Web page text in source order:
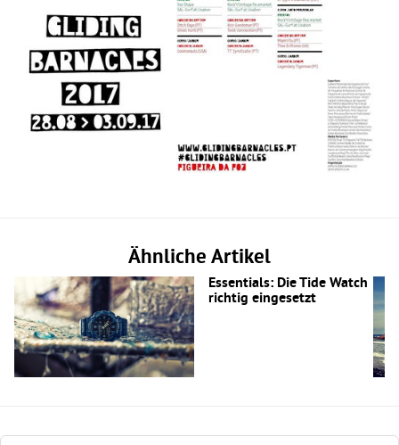
Ähnliche Artikel
Essentials: Die Tide Watch
richtig eingesetzt